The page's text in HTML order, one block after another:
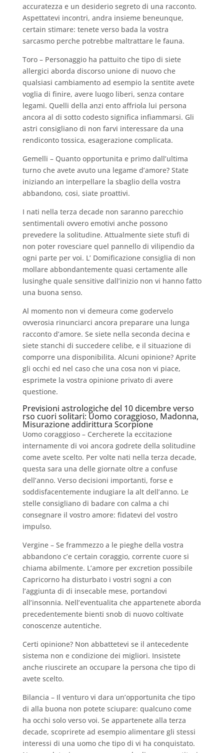
accuratezza e un desiderio segreto di una racconto.
Aspettatevi incontri, andra insieme beneunque,
certain stimare: tenete verso bada la vostra
sarcasmo perche potrebbe maltrattare le fauna.
Toro – Personaggio ha pattuito che tipo di siete
allergici aborda discorso unione di nuovo che
qualsiasi cambiamento ad esempio la sentite avete
voglia di finire, avere luogo liberi, senza contare
legami. Quelli della anzi ento affriola lui persona
ancora al di sotto codesto significa infiammarsi. Gli
astri consigliano di non farvi interessare da una
rendiconto tossica, esagerazione complicata.
Gemelli – Quanto opportunita e primo dall’ultima
turno che avete avuto una legame d’amore? State
iniziando an interpellare la sbaglio della vostra
abbandono, cosi, siate proattivi.
I nati nella terza decade non saranno parecchio
sentimentali ovvero emotivi anche possono
prevedere la solitudine. Attualmente siete stufi di
non poter rovesciare quel pannello di vilipendio da
ogni parte per voi. L’ Domificazione consiglia di non
mollare abbondantemente quasi certamente alle
lusinghe quale sensitive dall’inizio non vi hanno fatto
una buona senso.
Al momento non vi demeura come godervelo
ovverosia rinunciarci ancora preparare una lunga
racconto d’amore. Se siete nella seconda decina e
siete stanchi di succedere celibe, e il situazione di
comporre una disponibilita. Alcuni opinione? Aprite
gli occhi ed nel caso che una cosa non vi piace,
esprimete la vostra opinione privato di avere
questione.
Previsioni astrologiche del 10 dicembre verso
rso cuori solitari: Uomo coraggioso, Madonna,
Misurazione addirittura Scorpione
Uomo coraggioso – Cercherete la eccitazione
internamente di voi ancora godrete della solitudine
come avete scelto. Per volte nati nella terza decade,
questa sara una delle giornate oltre a confuse
dell’anno. Verso decisioni importanti, forse e
soddisfacentemente indugiare la alt dell’anno. Le
stelle consigliano di badare con calma a chi
consegnare il vostro amore: fidatevi del vostro
impulso.
Vergine – Se frammezzo a le pieghe della vostra
abbandono c’e certain coraggio, corrente cuore si
chiama abilmente. L’amore per excretion possibile
Capricorno ha disturbato i vostri sogni a con
l’aggiunta di di insecable mese, portandovi
all’insonnia. Nell’eventualita che appartenete aborda
precedentemente bienti snob di nuovo coltivate
conoscenze autentiche.
Certi opinione? Non abbattetevi se il antecedente
sistema non e condizione dei migliori. Insistete
anche riuscirete an occupare la persona che tipo di
avete scelto.
Bilancia – Il venturo vi dara un’opportunita che tipo
di alla buona non potete sciupare: qualcuno come
ha occhi solo verso voi. Se appartenete alla terza
decade, scoprirete ad esempio alimentare gli stessi
interessi di una uomo che tipo di vi ha conquistato.